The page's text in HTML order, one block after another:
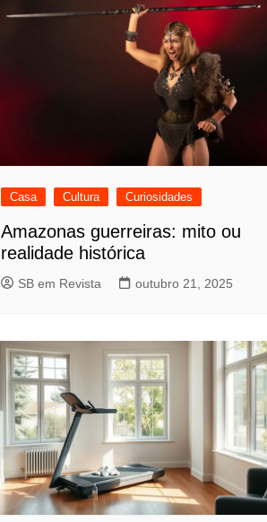
Casa Cultura Curiosidades
Amazonas guerreiras: mito ou
realidade histórica
SB em Revista outubro 21, 2025